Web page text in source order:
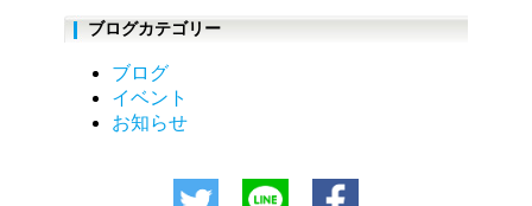
ブログカテゴリー
ブログ
イベント
お知らせ